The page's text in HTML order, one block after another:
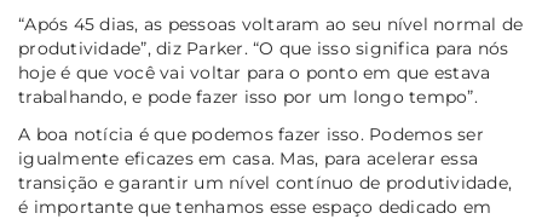
“Após 45 dias, as pessoas voltaram ao seu nível normal de
produtividade”, diz Parker. “O que isso significa para nós
hoje é que você vai voltar para o ponto em que estava
trabalhando, e pode fazer isso por um longo tempo”.
A boa notícia é que podemos fazer isso. Podemos ser
igualmente eficazes em casa. Mas, para acelerar essa
transição e garantir um nível contínuo de produtividade,
é importante que tenhamos esse espaço dedicado em